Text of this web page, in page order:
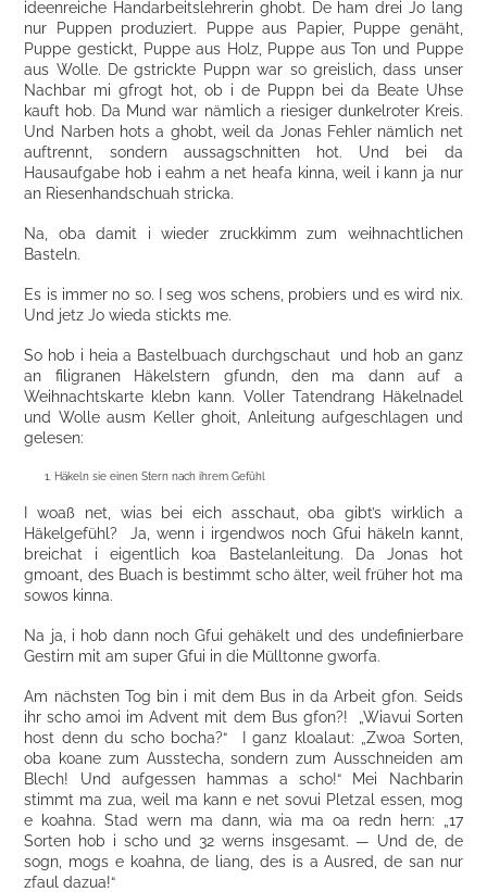
ideenreiche Handarbeitslehrerin ghobt. De ham drei Jo lang
nur Puppen produziert. Puppe aus Papier, Puppe genäht,
Puppe gestickt, Puppe aus Holz, Puppe aus Ton und Puppe
aus Wolle. De gstrickte Puppn war so greislich, dass unser
Nachbar mi gfrogt hot, ob i de Puppn bei da Beate Uhse
kauft hob. Da Mund war nämlich a riesiger dunkelroter Kreis.
Und Narben hots a ghobt, weil da Jonas Fehler nämlich net
auftrennt, sondern aussagschnitten hot. Und bei da
Hausaufgabe hob i eahm a net heafa kinna, weil i kann ja nur
an Riesenhandschuah stricka.
Na, oba damit i wieder zruckkimm zum weihnachtlichen
Basteln.
Es is immer no so. I seg wos schens, probiers und es wird nix.
Und jetz Jo wieda stickts me.
So hob i heia a Bastelbuach durchgschaut und hob an ganz
an filigranen Häkelstern gfundn, den ma dann auf a
Weihnachtskarte klebn kann. Voller Tatendrang Häkelnadel
und Wolle ausm Keller ghoit, Anleitung aufgeschlagen und
gelesen:
Häkeln sie einen Stern nach ihrem Gefühl
I woaß net, wias bei eich asschaut, oba gibt’s wirklich a
Häkelgefühl? Ja, wenn i irgendwos noch Gfui häkeln kannt,
breichat i eigentlich koa Bastelanleitung. Da Jonas hot
gmoant, des Buach is bestimmt scho älter, weil früher hot ma
sowos kinna.
Na ja, i hob dann noch Gfui gehäkelt und des undefinierbare
Gestirn mit am super Gfui in die Mülltonne gworfa.
Am nächsten Tog bin i mit dem Bus in da Arbeit gfon. Seids
ihr scho amoi im Advent mit dem Bus gfon?! „Wiavui Sorten
host denn du scho bocha?“ I ganz kloalaut: „Zwoa Sorten,
oba koane zum Ausstecha, sondern zum Ausschneiden am
Blech! Und aufgessen hammas a scho!“ Mei Nachbarin
stimmt ma zua, weil ma kann e net sovui Pletzal essen, mog
e koahna. Stad wern ma dann, wia ma oa redn hern: „17
Sorten hob i scho und 32 werns insgesamt. — Und de, de
sogn, mogs e koahna, de liang, des is a Ausred, de san nur
zfaul dazua!“